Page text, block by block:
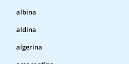
albina
aldina
algerina